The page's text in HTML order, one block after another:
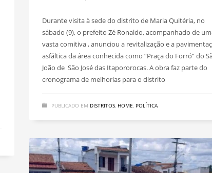
Durante visita à sede do distrito de Maria Quitéria, no
sábado (9), o prefeito Zé Ronaldo, acompanhado de
vasta comitiva , anunciou a revitalização e a
asfáltica da área conhecida como “Praça do Forró” do
João de São José das Itapororocas. A obra faz parte do
cronograma de melhorias para o distrito
PUBLICADO EM DISTRITOS, HOME, POLÍTICA